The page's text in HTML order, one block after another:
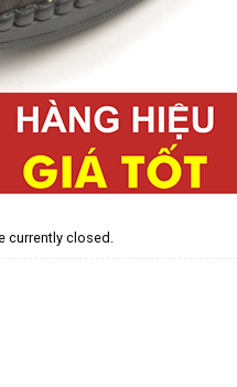
currently closed.